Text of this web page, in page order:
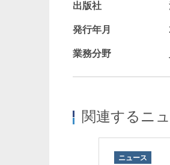
出版社
発行年月
業務分野
関連するニ
ニュース